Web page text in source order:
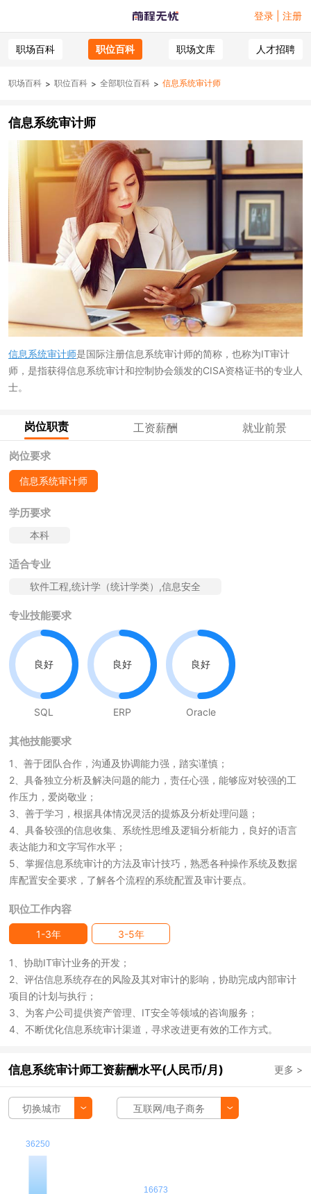
登录 | 注册
职场百科 职位百科 职场文库 人才招聘
职场百科 > 职位百科 > 全部职位百科 > 信息系统审计师
信息系统审计师
信息系统审计师是国际注册信息系统审计师的简称，也称为IT审计
师，是指获得信息系统审计和控制协会颁发的CISA资格证书的专业人
士。
岗位职责 工资薪酬 就业前景
岗位要求
信息系统审计师
学历要求
本科
适合专业
软件工程,统计学（统计学类）,信息安全
专业技能要求
良好
SQL
良好
ERP
良好
Oracle
其他技能要求
1、善于团队合作，沟通及协调能力强，踏实谨慎；
2、具备独立分析及解决问题的能力，责任心强，能够应对较强的工
作压力，爱岗敬业；
3、善于学习，根据具体情况灵活的提炼及分析处理问题；
4、具备较强的信息收集、系统性思维及逻辑分析能力，良好的语言
表达能力和文字写作水平；
5、掌握信息系统审计的方法及审计技巧，熟悉各种操作系统及数据
库配置安全要求，了解各个流程的系统配置及审计要点。
职位工作内容
1-3年 3-5年
1、协助IT审计业务的开发；
2、评估信息系统存在的风险及其对审计的影响，协助完成内部审计
项目的计划与执行；
3、为客户公司提供资产管理、IT安全等领域的咨询服务；
4、不断优化信息系统审计渠道，寻求改进更有效的工作方式。
信息系统审计师工资薪酬水平(人民币/月) 更多 >
切换城市 互联网/电子商务